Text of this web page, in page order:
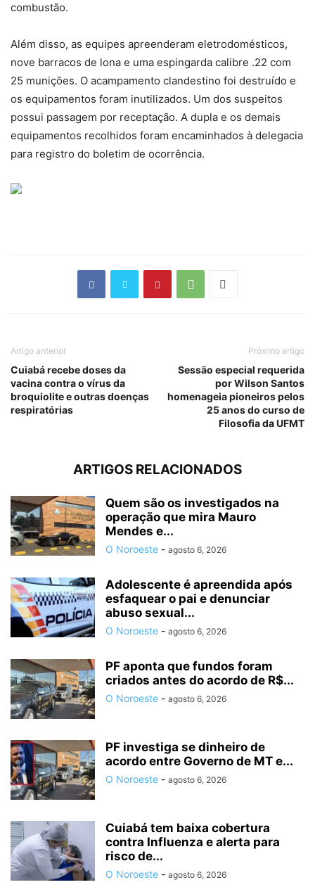
combustão.
Além disso, as equipes apreenderam eletrodomésticos,
nove barracos de lona e uma espingarda calibre .22 com
25 munições. O acampamento clandestino foi destruído e
os equipamentos foram inutilizados. Um dos suspeitos
possui passagem por receptação. A dupla e os demais
equipamentos recolhidos foram encaminhados à delegacia
para registro do boletim de ocorrência.
Artigo anterior
Cuiabá recebe doses da
vacina contra o vírus da
broquiolite e outras doenças
respiratórias
Próximo artigo
Sessão especial requerida
por Wilson Santos
homenageia pioneiros pelos
25 anos do curso de
Filosofia da UFMT
ARTIGOS RELACIONADOS
Quem são os investigados na
operação que mira Mauro
Mendes e...
O Noroeste - agosto 6, 2026
Adolescente é apreendida após
esfaquear o pai e denunciar
abuso sexual...
O Noroeste - agosto 6, 2026
PF aponta que fundos foram
criados antes do acordo de R$...
O Noroeste - agosto 6, 2026
PF investiga se dinheiro de
acordo entre Governo de MT e...
O Noroeste - agosto 6, 2026
Cuiabá tem baixa cobertura
contra Influenza e alerta para
risco de...
O Noroeste - agosto 6, 2026